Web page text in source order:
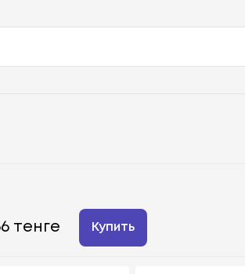
тенге Купить